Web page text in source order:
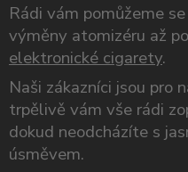
Rádi vám pomůžeme
výměny atomizéru až
elektronické cigarety.
Naši zákazníci jsou pro
trpělivě vám vše rádi
dokud neodcházíte s
úsměvem.